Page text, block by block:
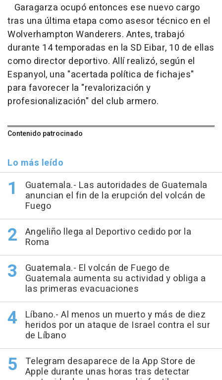
Garagarza ocupó entonces ese nuevo cargo
tras una última etapa como asesor técnico en el
Wolverhampton Wanderers. Antes, trabajó
durante 14 temporadas en la SD Eibar, 10 de ellas
como director deportivo. Allí realizó, según el
Espanyol, una "acertada política de fichajes"
para favorecer la "revalorización y
profesionalización" del club armero.
Contenido patrocinado
Lo más leído
Guatemala.- Las autoridades de Guatemala
anuncian el fin de la erupción del volcán de
Fuego
Angeliño llega al Deportivo cedido por la
Roma
Guatemala.- El volcán de Fuego de
Guatemala aumenta su actividad y obliga a
las primeras evacuaciones
Líbano.- Al menos un muerto y más de diez
heridos por un ataque de Israel contra el sur
de Líbano
Telegram desaparece de la App Store de
Apple durante unas horas tras detectar